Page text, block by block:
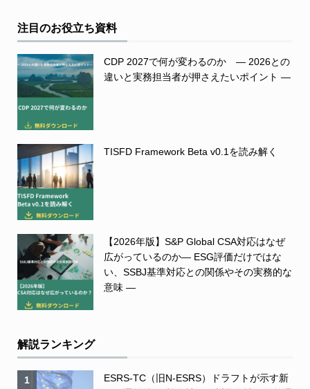
注目のお役立ち資料
CDP 2027で何が変わるのか ― 2026との
違いと実務担当者が押さえたいポイント ―
TISFD Framework Beta v0.1を読み解く
【2026年版】S&P Global CSA対応はなぜ
広がっているのか― ESG評価だけではな
い、SSBJ基準対応との関係やその実務的な
意味 ―
解説ランキング
1
ESRS-TC（旧N-ESRS）ドラフトが示す新